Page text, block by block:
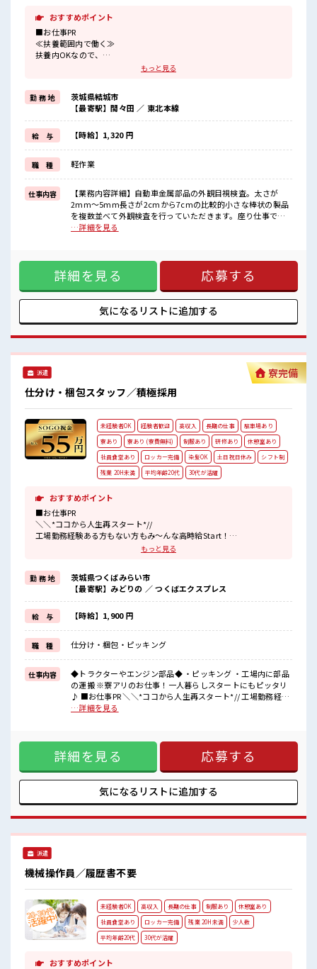
おすすめポイント
■お仕事PR
≪扶養範囲内で働く≫
扶養内OKなので、
主婦&主夫さんも気軽にご応募くださいね♪
これまでの経験を活かしませんか？
ブランクがあっても大丈夫♪
経験はちょっとだけ…という方もOK！
≪女性も活躍中の職場≫
もちろん男性の応募もOKですよ！
≪無理なくお給料に残業代を上乗せ≫
残業は月20時間未満で、
ほどよく稼げます♪
≪週休2日制≫
週末は家族や友人と一緒にプライベート満喫！
≪モチベーションもUP≫
派手過ぎなければ髪型や髪色自由♪
女性も活躍しやすい雰囲気の職場です！
髪型・髪色自由♪
派手過ぎなければOKだから、
モチベーションもUP！
一息つける休憩スペースもあります！
もっと見る
勤 務 地
茨城県結城市
【最寄駅】間々田 ／ 東北本線
給 与 【時給】1,320 円
職 種 軽作業
仕事内容
【業務内容詳細】自動車金属部品の外観目視検査。太さが
2mm～5mm長さが2cmから7cmの比較的小さな棒状の製品
を複数並べて外観検査を行っていただきます。座り仕事で
す。【取扱製品情報】自動車金属部品 ■お仕事PR ≪扶養範囲
か？ ブランクがあっても大丈夫♪ 経験はちょっとだけ…とい
う方もOK！ ≪女性も活躍中の職場≫ もちろん男性の応募も
OKですよ！ ≪無理なくお給料に残業代を上乗せ≫ 残業は月
20時間未満で、 ほどよく稼げます♪ ≪週休2日制≫ 週末は家
族や友人と一緒にプライベート満喫！ ≪モチベーションも
UP≫ 派手過ぎなければ髪型や髪色自由♪ (規定有) ■職場の雰
♪ 派手過ぎなければOKだから、 モチベーションもUP！ 一息
つける休憩スペースもあります！ 程よく残業あり！
…詳細を見る
詳細を見る 応募する
気になるリストに追加する
派遣
仕分け・梱包スタッフ／積極採用
寮完備
未経験者OK 経験者歓迎 高収入 長期の仕事
駐車場あり
寮あり
寮あり (寮費無料) 制服あり 研修あり
休憩室あり
社員食堂あり
ロッカー完備 染髪OK 土日祝日休み
シフト制
残業 20H未満
平均年齢20代 30代が活躍
おすすめポイント
■お仕事PR
＼＼*ココから人生再スタート*//
工場勤務経験ある方もない方もみ～んな高時給Start！
福利厚生の充実した大手メーカーで働きませんか？？
《おすすめポイント》
・高時給1900円！
・直接雇用あり(契約社員)
・充実の研修で未経験もOK◎
・工場内にコンビニあり
■■1年半で満了金最大55万円■■
(内訳)
◆満了金最大55万円
→3ヶ月満了:5万円
→6ヶ月満了:10万円
■職場の雰囲気
20代・30代の方活躍中★
駐車場・休憩室・ロッカー完備！
荷物が多い方も安心ですね♪
さらに安くておいしい食堂あり！
毎日あったかいご飯がたべられます◎
無料の制服あり！
#SOGO祝金
もっと見る
勤 務 地
茨城県つくばみらい市
【最寄駅】みどりの ／ つくばエクスプレス
給 与 【時給】1,900 円
職 種 仕分け・梱包・ピッキング
仕事内容
◆トラクターやエンジン部品◆ ・ピッキング ・工場内に部品
の運搬 ※寮アリのお仕事！一人暮らしスタートにもピッタリ
♪ ■お仕事PR ＼＼*ココから人生再スタート*// 工場勤務経験
ある方もない方もみ～んな高時給Start！ 福利厚生の充実した
験もOK◎ ・工場内にコンビニあり ■■1年半で満了金最大55
万円■■ (内訳) ◆満了金最大55万円 →3ヶ月満了:5万円
→6ヶ月満了:10万円 →12ヶ月満了:15万円 →18ヶ月満
了:25万円 ■職場の雰囲気 20代・30代の方活躍中★ 駐車場・
休憩室・ロッカー完備！ 荷物が多い方も安心ですね♪ さらに
安くておいしい食堂あり！ 毎日あったかいご飯がたべられま
…詳細を見る
詳細を見る 応募する
気になるリストに追加する
派遣
機械操作員／履歴書不要
未経験者OK 高収入 長期の仕事 制服あり
休憩室あり
社員食堂あり
ロッカー完備 残業 20H未満
少人数
平均年齢20代
30代が活躍
おすすめポイント